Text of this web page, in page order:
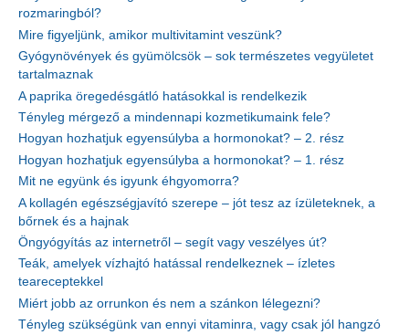
rozmaringból?
Mire figyeljünk, amikor multivitamint veszünk?
Gyógynövények és gyümölcsök – sok természetes vegyületet
tartalmaznak
A paprika öregedésgátló hatásokkal is rendelkezik
Tényleg mérgező a mindennapi kozmetikumaink fele?
Hogyan hozhatjuk egyensúlyba a hormonokat? – 2. rész
Hogyan hozhatjuk egyensúlyba a hormonokat? – 1. rész
Mit ne együnk és igyunk éhgyomorra?
A kollagén egészségjavító szerepe – jót tesz az ízületeknek, a
bőrnek és a hajnak
Öngyógyítás az internetről – segít vagy veszélyes út?
Teák, amelyek vízhajtó hatással rendelkeznek – ízletes
teareceptekkel
Miért jobb az orrunkon és nem a szánkon lélegezni?
Tényleg szükségünk van ennyi vitaminra, vagy csak jól hangzó